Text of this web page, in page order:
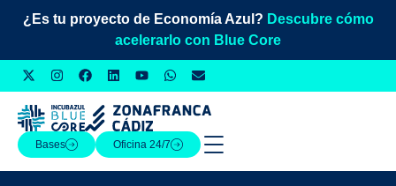
¿Es tu proyecto de Economía Azul? Descubre cómo
acelerarlo con Blue Core
Bases Oficina 24/7